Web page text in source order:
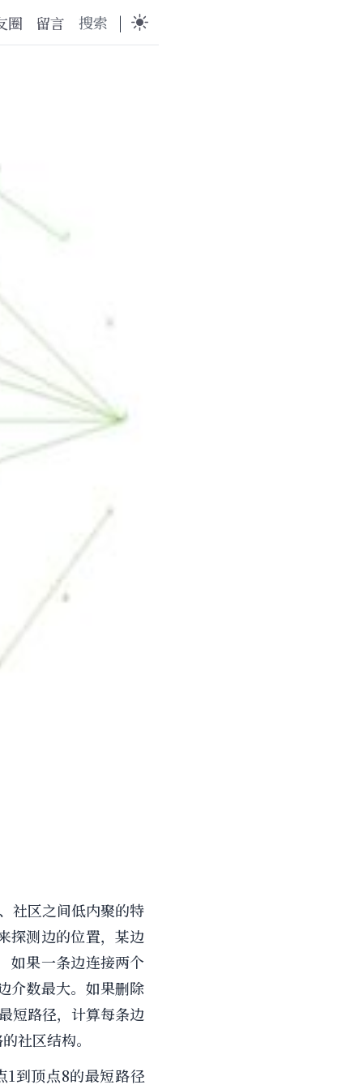
圈 留言 搜索 |
社区之间低内聚的特
探测边的位置，某边
如果一条边连接两个
介数最大。如果删除
短路径，计算每条边
社区结构。
1到顶点8的最短路径